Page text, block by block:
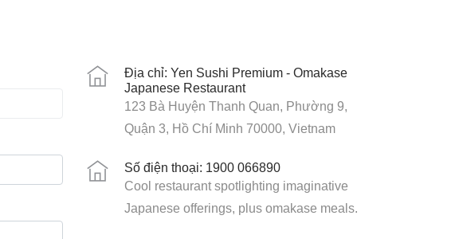
Địa chỉ: Yen Sushi Premium - Omakase
Japanese Restaurant
123 Bà Huyện Thanh Quan, Phường 9,
Quận 3, Hồ Chí Minh 70000, Vietnam
Số điện thoại: 1900 066890
Cool restaurant spotlighting imaginative
Japanese offerings, plus omakase meals.